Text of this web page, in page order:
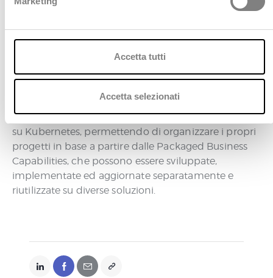
n
Accetta tutti
Accetta selezionati
professionisti specializzati, di persone appassionate
forniscono ogni giorno tecnologie d’avanguardia,
contribuire alla creazione del valore sociale di
domani.
abilita e supporta le organizzazioni nello
sviluppo di applicazioni cloud-native e componibili
su Kubernetes, permettendo di organizzare i propri
progetti in base a partire dalle Packaged Business
Capabilities, che possono essere sviluppate,
implementate ed aggiornate separatamente e
riutilizzate su diverse soluzioni.